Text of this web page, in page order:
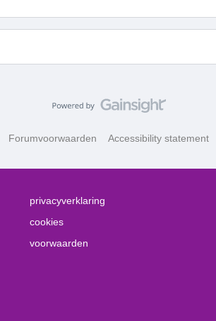
Forumvoorwaarden Accessibility statement
privacyverklaring
cookies
voorwaarden